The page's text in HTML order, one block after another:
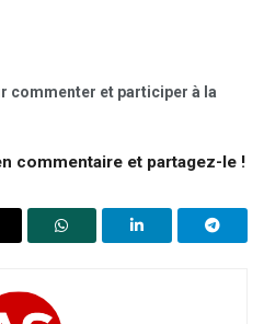
commenter et participer à la
commentaire et partagez-le !